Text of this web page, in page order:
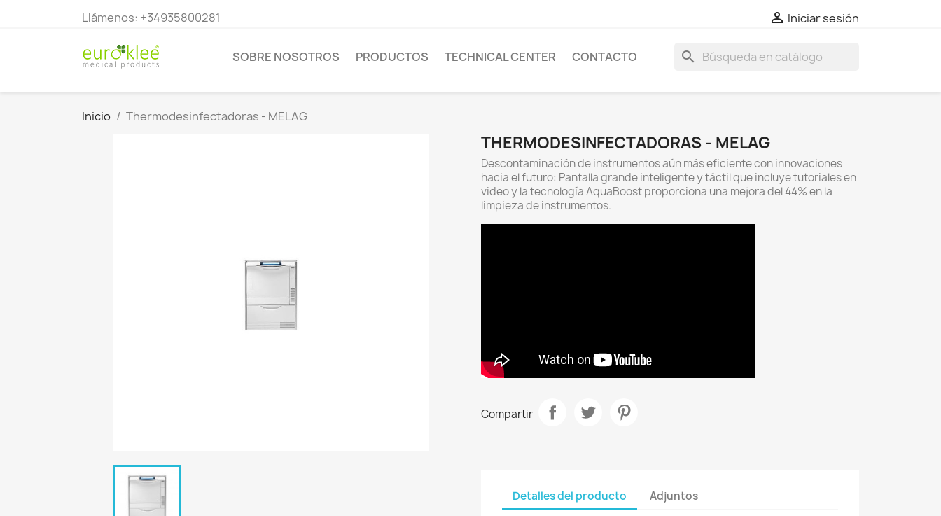
Llámenos: +34935800281  Iniciar sesión
SOBRE NOSOTROS PRODUCTOS TECHNICAL CENTER CONTACTO search
Inicio Thermodesinfectadoras - MELAG
THERMODESINFECTADORAS - MELAG
Descontaminación de instrumentos aún más eficiente con innovaciones
hacia el futuro: Pantalla grande inteligente y táctil que incluye tutoriales en
video y la tecnología AquaBoost proporciona una mejora del 44% en la
limpieza de instrumentos.
Compartir
Detalles del producto Adjuntos